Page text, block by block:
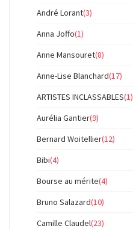
André Lorant(3)
Anna Joffo(1)
Anne Mansouret(8)
Anne-Lise Blanchard(17)
ARTISTES INCLASSABLES(1)
Aurélia Gantier(9)
Bernard Woitellier(12)
Bibi(4)
Bourse au mérite(4)
Bruno Salazard(10)
Camille Claudel(23)